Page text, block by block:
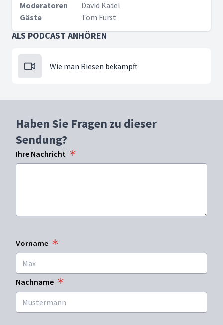
Moderatoren
David Kadel
Gäste
Tom Fürst
ALS PODCAST ANHÖREN
Wie man Riesen bekämpft
Haben Sie Fragen zu dieser
Sendung?
Ihre Nachricht
Vorname
Nachname